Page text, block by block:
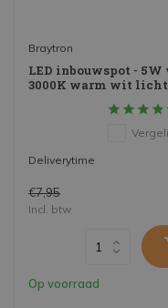
Braytron
LED inbouwspot -
3000K warm wit
Deliverytime
€7,95
Incl. btw
Op voorraad